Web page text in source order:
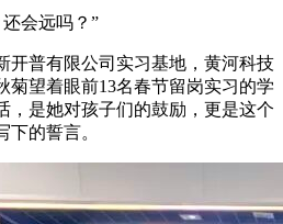
会远吗？”
开普有限公司实习基地，黄河科技
菊望着眼前13名春节留岗实习的学
，是她对孩子们的鼓励，更是这个
的誓言。